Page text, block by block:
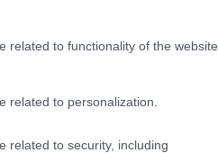
related to functionality of the website
related to personalization.
related to security, including
da
Il suo nuovo